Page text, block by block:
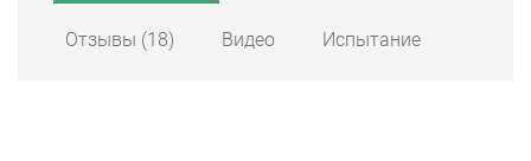
Отзывы (18) Видео Испытание